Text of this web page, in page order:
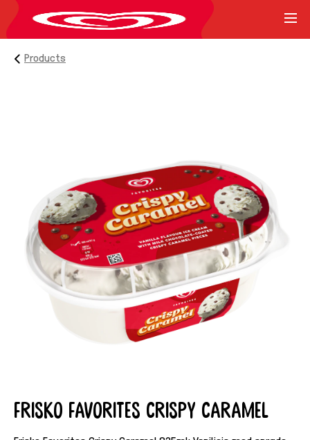
Products
Frisko Favorites Crispy Caramel